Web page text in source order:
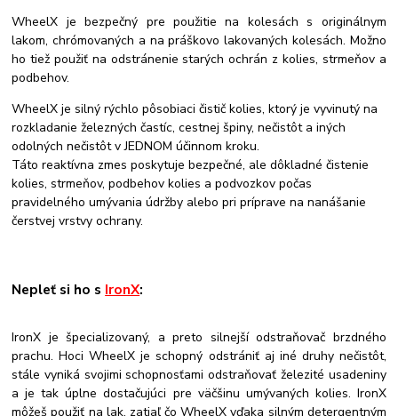
WheelX je bezpečný pre použitie na kolesách s originálnym
lakom, chrómovaných a na práškovo lakovaných kolesách. Možno
ho tiež použiť na odstránenie starých ochrán z kolies, strmeňov a
podbehov.
WheelX je silný rýchlo pôsobiaci čistič kolies, ktorý je vyvinutý na
rozkladanie železných častíc, cestnej špiny, nečistôt a iných
odolných nečistôt v JEDNOM účinnom kroku.
Táto reaktívna zmes poskytuje bezpečné, ale dôkladné čistenie
kolies, strmeňov, podbehov kolies a podvozkov počas
pravidelného umývania údržby alebo pri príprave na nanášanie
čerstvej vrstvy ochrany.
Nepleť si ho s IronX:
IronX je špecializovaný, a preto silnejší odstraňovač brzdného
prachu. Hoci WheelX je schopný odstrániť aj iné druhy nečistôt,
stále vyniká svojimi schopnosťami odstraňovať železité usadeniny
a je tak úplne dostačujúci pre väčšinu umývaných kolies. IronX
môžeš použiť na lak, zatiaľ čo WheelX vďaka silným detergentným